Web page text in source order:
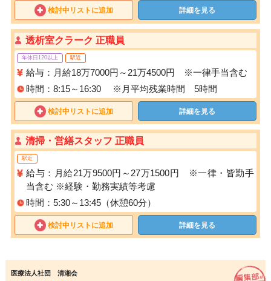
検討中リストに追加 詳細を見る
透析室クラーク 正職員
年休日120以上 駅近
給与：月給18万7000円～21万4500円 ※一律手当含む
時間：8:15～16:30 ※月平均残業時間 5時間
検討中リストに追加 詳細を見る
清掃・営繕スタッフ 正職員
駅近
給与：月給21万9500円～27万1500円 ※一律・皆勤手
当含む ※経験・勤務実績等考慮
時間：5:30～13:45（休憩60分）
検討中リストに追加 詳細を見る
医療法人社団 清湘会